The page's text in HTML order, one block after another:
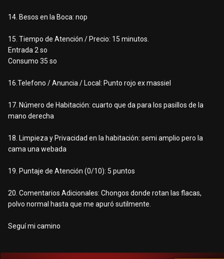
14. Besos en la Boca: nop
15. Tiempo de Atención / Precio: 15 minutos.
Entrada 2 so
Consumo 35 so
16.Telefono / Anuncia / Local: Punto rojo ex massiel
17. Número de Habitación: cuarto que da para los pasillos de la
mano derecha
18. Limpieza y Privacidad en la habitación: semi amplio pero la
cama una webada
19. Puntaje de Atención (0/10): 5 puntos
20. Comentarios Adicionales: Chongos donde rotan las flacas,
polvo normal hasta que me apuró sutilmente.
Seguí mi camino